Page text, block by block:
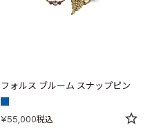
フォルス ブルーム スナップピン
¥55,000税込